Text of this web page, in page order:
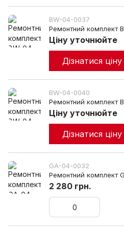
BW-04-0037
Ремонтний комплект
Ціну уточнюйте
Дізнатися ціну
BW-04-0040
Ремонтний комплект
Ціну уточнюйте
Дізнатися ціну
GA-04-0032
Ремонтний комплект
2 280 грн.